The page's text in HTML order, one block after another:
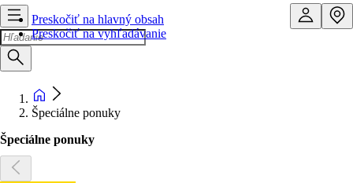
Preskočiť na hlavný obsah
Preskočiť na vyhľadávanie
Špeciálne ponuky
Špeciálne ponuky